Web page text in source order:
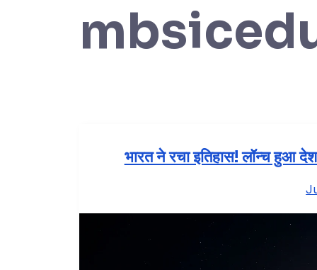
भारत ने रचा इतिहास! लॉन्च हुआ